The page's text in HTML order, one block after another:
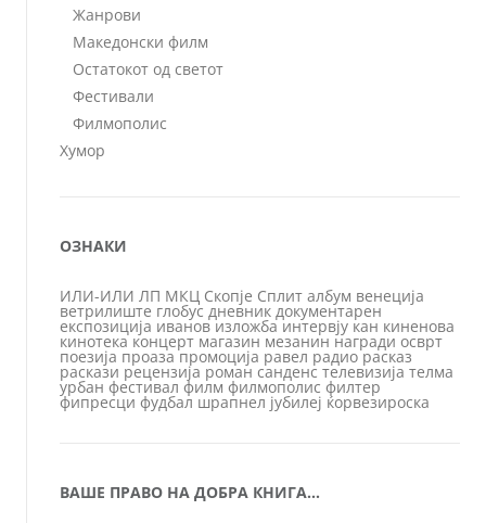
Жанрови
Македонски филм
Остатокот од светот
Фестивали
Филмополис
Хумор
ОЗНАКИ
ИЛИ-ИЛИ ЛП МКЦ Скопје Сплит албум венеција
ветрилиште глобус дневник документарен
експозиција иванов изложба интервју кан киненова
кинотека концерт магазин мезанин награди осврт
поезија проаза промоција равел радио расказ
раскази рецензија роман санденс телевизија телма
урбан фестивал филм филмополис филтер
фипресци фудбал шрапнел јубилеј ќорвезироска
ВАШЕ ПРАВО НА ДОБРА КНИГА…